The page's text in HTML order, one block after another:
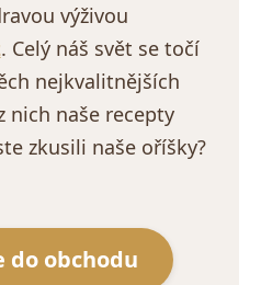
výživou
. Celý náš svět se točí
nejkvalitnějších
nich naše recepty
zkusili naše oříšky?
do obchodu